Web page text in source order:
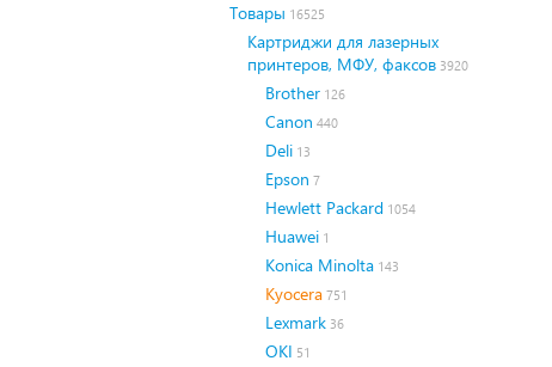
Товары 16525
Картриджи для лазерных
принтеров, МФУ, факсов 3920
Brother 126
Canon 440
Deli 13
Epson 7
Hewlett Packard 1054
Huawei 1
Konica Minolta 143
Kyocera 751
Lexmark 36
OKI 51